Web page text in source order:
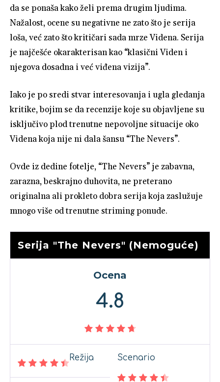
da se ponaša kako želi prema drugim ljudima.
Nažalost, ocene su negativne ne zato što je serija
loša, već zato što kritičari sada mrze Videna. Serija
je najčešće okarakterisan kao “klasični Viden i
njegova dosadna i već viđena vizija”.
Iako je po sredi stvar interesovanja i ugla gledanja
kritike, bojim se da recenzije koje su objavljene su
isključivo plod trenutne nepovoljne situacije oko
Videna koja nije ni dala šansu “The Nevers”.
Ovde iz dedine fotelje, “The Nevers” je zabavna,
zarazna, beskrajno duhovita, ne preterano
originalna ali prokleto dobra serija koja zaslužuje
mnogo više od trenutne striming ponude.
Serija "The Nevers" (Nemoguće)
Ocena
4.8
Režija Scenario